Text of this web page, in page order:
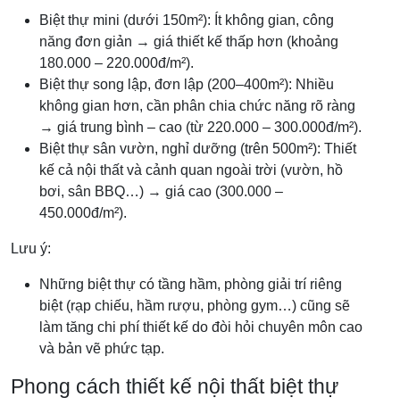
Biệt thự mini (dưới 150m²): Ít không gian, công
năng đơn giản → giá thiết kế thấp hơn (khoảng
180.000 – 220.000đ/m²).
Biệt thự song lập, đơn lập (200–400m²): Nhiều
không gian hơn, cần phân chia chức năng rõ ràng
→ giá trung bình – cao (từ 220.000 – 300.000đ/m²).
Biệt thự sân vườn, nghỉ dưỡng (trên 500m²): Thiết
kế cả nội thất và cảnh quan ngoài trời (vườn, hồ
bơi, sân BBQ…) → giá cao (300.000 –
450.000đ/m²).
Lưu ý:
Những biệt thự có tầng hầm, phòng giải trí riêng
biệt (rạp chiếu, hầm rượu, phòng gym…) cũng sẽ
làm tăng chi phí thiết kế do đòi hỏi chuyên môn cao
và bản vẽ phức tạp.
Phong cách thiết kế nội thất biệt thự